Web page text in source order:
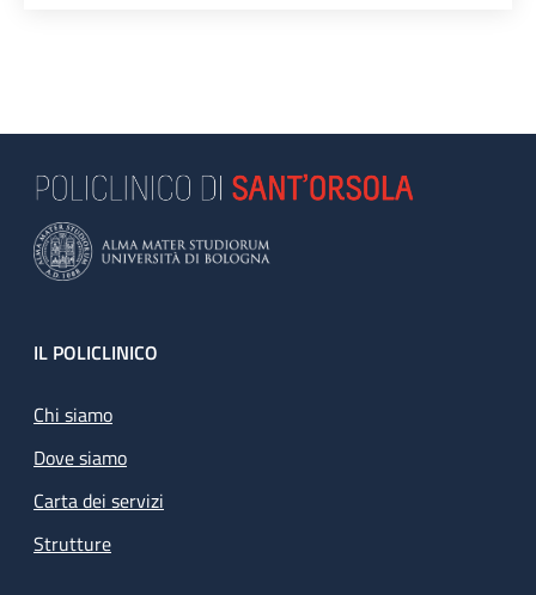
Footer
IL POLICLINICO
Chi siamo
Dove siamo
Carta dei servizi
Strutture